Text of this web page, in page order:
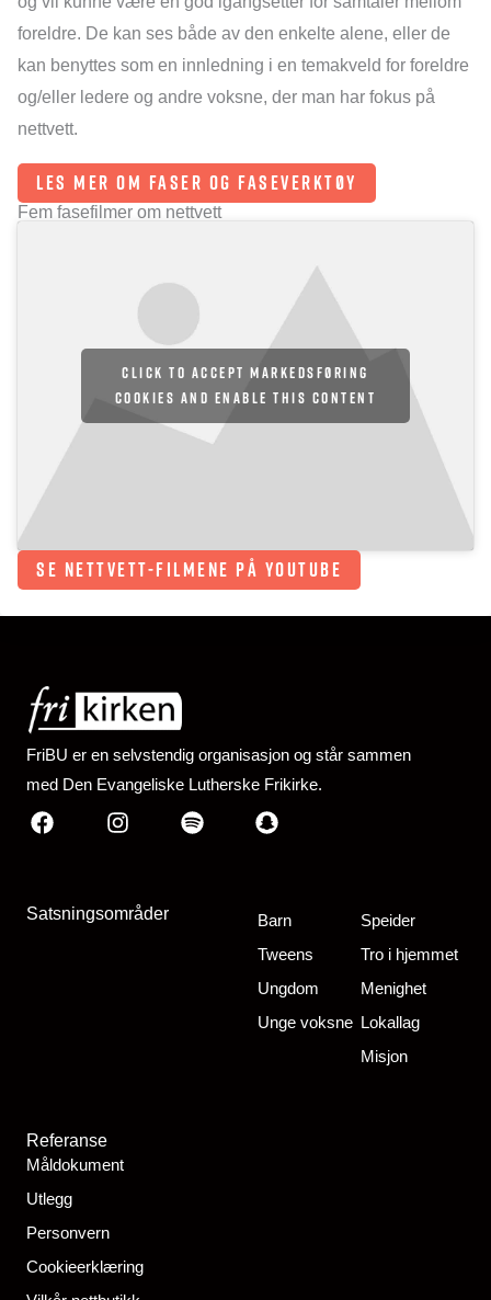
foreldre. De kan ses både av den enkelte alene, eller de
kan benyttes som en innledning i en temakveld for foreldre
og/eller ledere og andre voksne, der man har fokus på
nettvett.
LES MER OM FASER OG FASEVERKTØY
Fem fasefilmer om nettvett
Click to accept markedsføring
cookies and enable this content
SE NETTVETT-FILMENE PÅ YOUTUBE
FriBU er en selvstendig organisasjon og står sammen
med Den Evangeliske Lutherske Frikirke.
FacebookInstagramSpotifySnapchat
Satsningsområder
Barn
Tweens
Ungdom
Unge voksne
Speider
Tro i hjemmet
Menighet
Lokallag
Misjon
Referanse
Måldokument
Utlegg
Personvern
Cookieerklæring